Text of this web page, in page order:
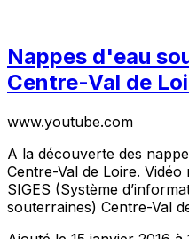
Nappes d'eau
Centre-Val de
www.youtube.com
A la découverte des
Centre-Val de Loire.
SIGES (Système
souterraines) Centre-Val